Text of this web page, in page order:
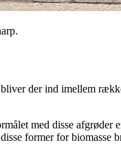
der ind imellem
med disse
former for